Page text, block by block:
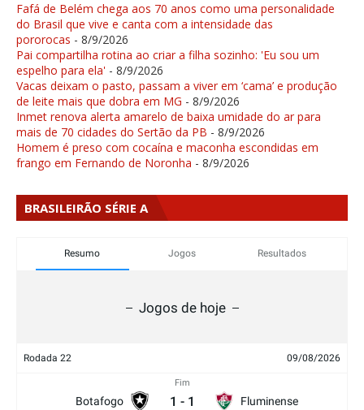
Fafá de Belém chega aos 70 anos como uma personalidade
do Brasil que vive e canta com a intensidade das
pororocas - 8/9/2026
Pai compartilha rotina ao criar a filha sozinho: 'Eu sou um
espelho para ela' - 8/9/2026
Vacas deixam o pasto, passam a viver em ‘cama’ e produção
de leite mais que dobra em MG - 8/9/2026
Inmet renova alerta amarelo de baixa umidade do ar para
mais de 70 cidades do Sertão da PB - 8/9/2026
Homem é preso com cocaína e maconha escondidas em
frango em Fernando de Noronha - 8/9/2026
BRASILEIRÃO SÉRIE A
Resumo Jogos Resultados
Jogos de hoje
Rodada 22 09/08/2026
Botafogo
Fim
1 - 1 Fluminense